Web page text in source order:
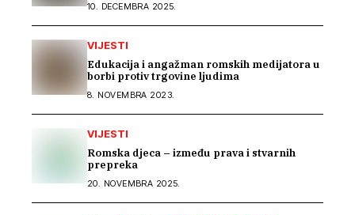
10. DECEMBRA 2025.
VIJESTI
Edukacija i angažman romskih medijatora u
borbi protiv trgovine ljudima
8. NOVEMBRA 2023.
VIJESTI
Romska djeca – između prava i stvarnih
prepreka
20. NOVEMBRA 2025.